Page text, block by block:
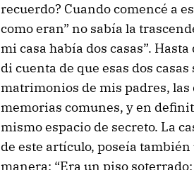
recuerdo? Cuando comencé a
como eran” no sabía la
mi casa había dos casas”.
di cuenta de que esas dos
matrimonios de mis padres,
memorias comunes, y en
mismo espacio de secreto. La
de este artículo, poseía
manera: “Era un piso